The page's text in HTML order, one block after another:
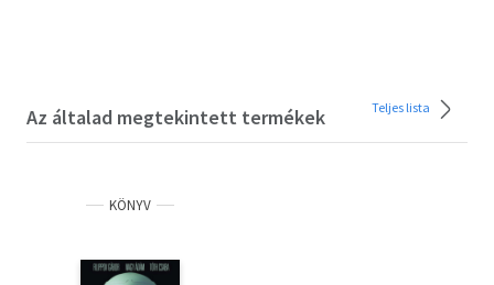
Az általad megtekintett termékek Teljes lista
KÖNYV